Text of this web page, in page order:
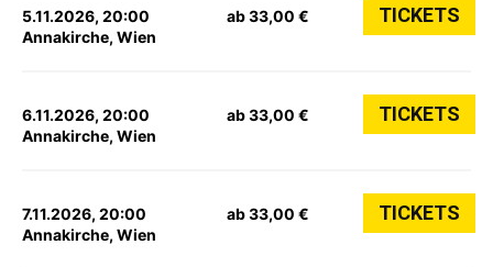
5.11.2026, 20:00
Annakirche, Wien
ab 33,00 € TICKETS
6.11.2026, 20:00
Annakirche, Wien
ab 33,00 € TICKETS
7.11.2026, 20:00
Annakirche, Wien
ab 33,00 € TICKETS